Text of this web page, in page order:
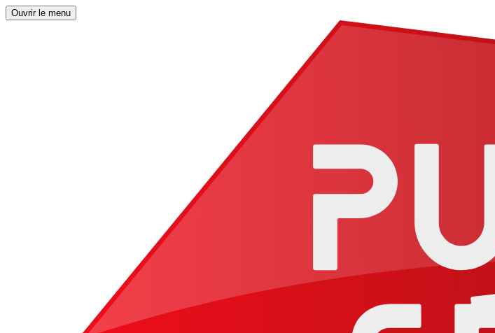
Ouvrir le menu